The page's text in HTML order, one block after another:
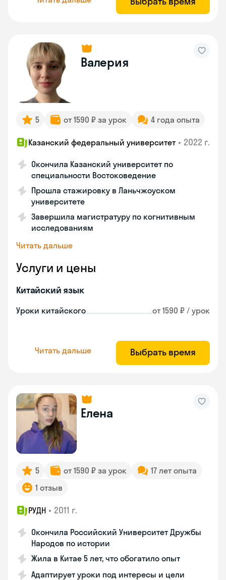
Валерия
5 от 1590 ₽ за урок 4 года опыта
Казанский федеральный университет • 2022 г.
Окончила Казанский университет по
специальности Востоковедение
Прошла стажировку в Ланьчжоуском
университете
Завершила магистратуру по когнитивным
исследованиям
Читать дальше
Услуги и цены
Китайский язык
Уроки китайского от 1590 ₽ / урок
Читать дальше Выбрать время
Елена
5 от 1590 ₽ за урок
17 лет опыта
1 отзыв
РУДН • 2011 г.
Окончила Российский Университет Дружбы
Народов по истории
Жила в Китае 5 лет, что обогатило опыт
Адаптирует уроки под интересы и цели